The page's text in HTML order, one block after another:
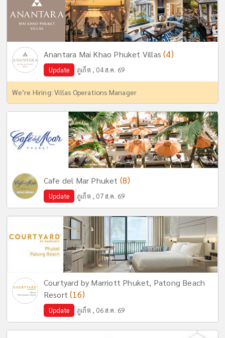
Anantara Mai Khao Phuket Villas(4)
Update ภูเก็ต , 04 ส.ค. 69
We’re Hiring: Villas Operations Manager
Cafe del Mar Phuket (8)
Update ภูเก็ต , 07 ส.ค. 69
Courtyard by Marriott Phuket, Patong Beach
Resort(16)
Update ภูเก็ต , 06 ส.ค. 69